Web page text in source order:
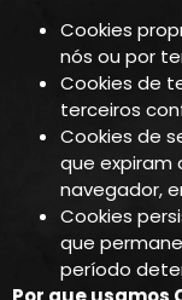
Cookies
nós ou por
Cookies de
terceiros
Cookies de
que expiram
navegador,
Cookies
que
período